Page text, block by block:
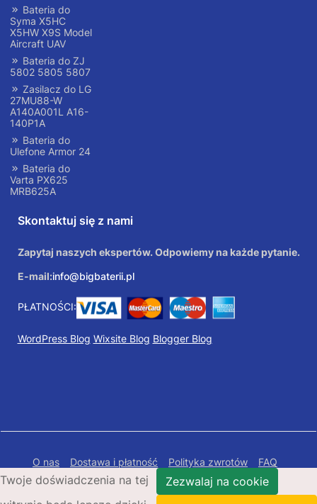
Bateria do
Syma X5HC
X5HW X9S Model
Aircraft UAV
Bateria do ZJ
5802 5805 5807
Zasilacz do LG
27MU88-W
A140A001L A16-
140P1A
Bateria do
Ulefone Armor 24
Bateria do
Varta PX625
MRB625A
Skontaktuj się z nami
Zapytaj naszych ekspertów. Odpowiemy na każde pytanie.
E-mail:info@bigbaterii.pl
PŁATNOŚCI:
WordPress Blog Wixsite Blog Blogger Blog
O nas Dostawa i płatność Polityka zwrotów
FAQ
Polityka prywatności
Mapa Strony
Twoje doświadczenia na tej
Zezwalaj na cookie